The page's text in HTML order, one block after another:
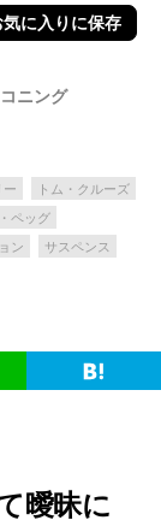
気に入りに保存
ニング
ー
トム・クルーズ
ペッグ
ン
サスペンス
曖昧に